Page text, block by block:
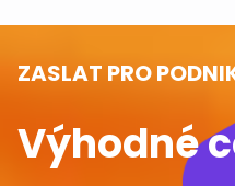
ZASLAT PRO
Výhodné